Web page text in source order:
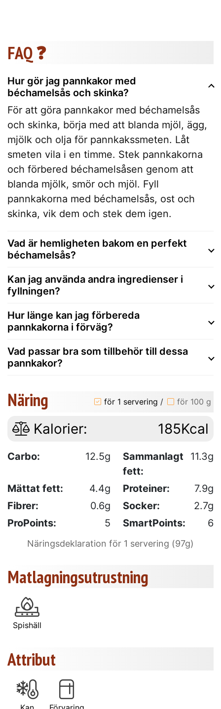
FAQ ❓
Hur gör jag pannkakor med
béchamelsås och skinka?
För att göra pannkakor med béchamelsås
och skinka, börja med att blanda mjöl, ägg,
mjölk och olja för pannkakssmeten. Låt
smeten vila i en timme. Stek pannkakorna
och förbered béchamelsåsen genom att
blanda mjölk, smör och mjöl. Fyll
pannkakorna med béchamelsås, ost och
skinka, vik dem och stek dem igen.
Vad är hemligheten bakom en perfekt
béchamelsås?
Kan jag använda andra ingredienser i
fyllningen?
Hur länge kan jag förbereda
pannkakorna i förväg?
Vad passar bra som tillbehör till dessa
pannkakor?
Näring för 1 servering / för 100 g
Kalorier: 185Kcal
Carbo: 12.5g
Sammanlagt
fett:
11.3g
Mättat fett: 4.4g Proteiner:
7.9g
Fibrer:
0.6g Socker:
2.7g
ProPoints:
5 SmartPoints: 6
Näringsdeklaration för 1 servering (97g)
Matlagningsutrustning
Spishäll
Attribut